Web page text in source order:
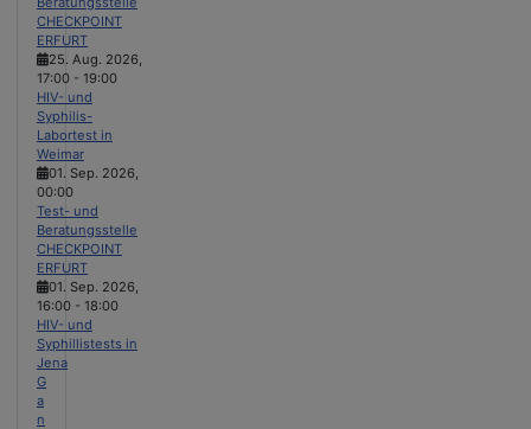
CHECKPOINT
ERFURT
25. Aug. 2026
17:00 - 19:00
HIV- und
Syphilis-
Labortest in
Weimar
01. Sep. 2026
00:00
Test- und
Beratungsstelle
CHECKPOINT
ERFURT
01. Sep. 2026
16:00 - 18:00
HIV- und
Syphillistests in
Jena
G
a
n